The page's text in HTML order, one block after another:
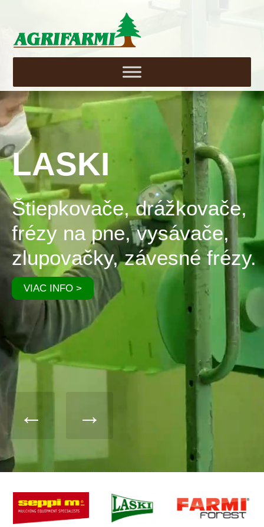
LASKI
Štiepkovače, drážkovače,
frézy na pne, vysávače,
zlupovačky, závesné frézy.
VIAC INFO >
← →